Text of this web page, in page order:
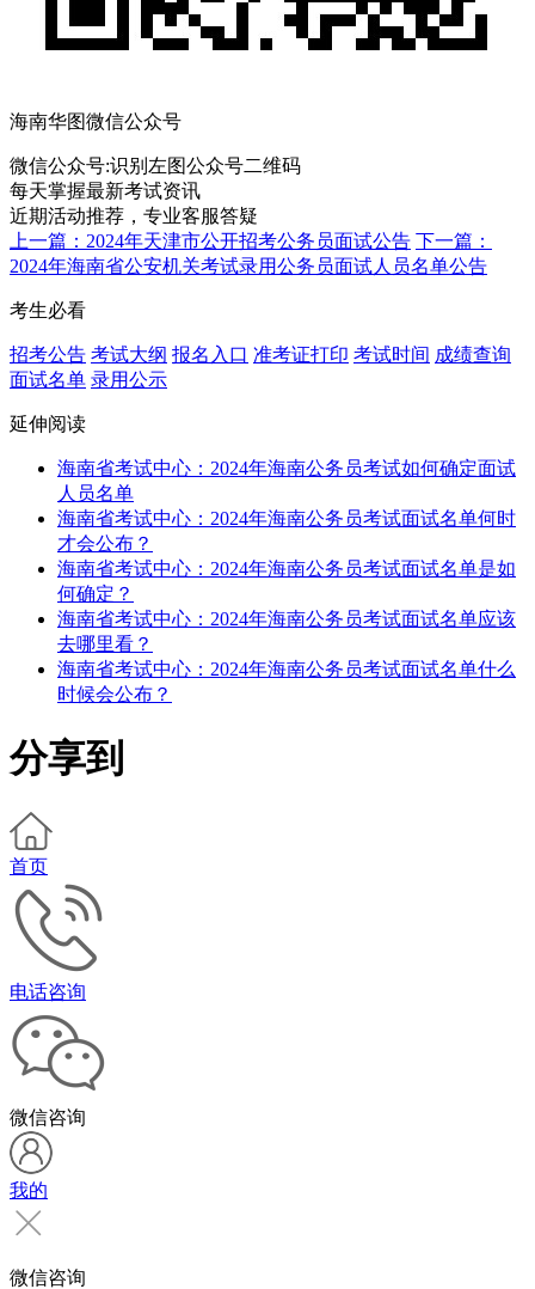
海南华图微信公众号
微信公众号:识别左图公众号二维码
每天掌握最新考试资讯
近期活动推荐，专业客服答疑
上一篇：2024年天津市公开招考公务员面试公告 下一篇：
2024年海南省公安机关考试录用公务员面试人员名单公告
考生必看
招考公告 考试大纲 报名入口 准考证打印 考试时间 成绩查询
面试名单 录用公示
延伸阅读
海南省考试中心：2024年海南公务员考试如何确定面试
人员名单
海南省考试中心：2024年海南公务员考试面试名单何时
才会公布？
海南省考试中心：2024年海南公务员考试面试名单是如
何确定？
海南省考试中心：2024年海南公务员考试面试名单应该
去哪里看？
海南省考试中心：2024年海南公务员考试面试名单什么
时候会公布？
分享到
首页
电话咨询
微信咨询
我的
微信咨询